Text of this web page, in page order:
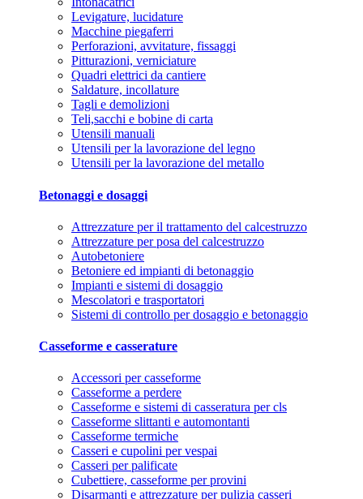
Levigature, lucidature
Macchine piegaferri
Perforazioni, avvitature, fissaggi
Pitturazioni, verniciature
Quadri elettrici da cantiere
Saldature, incollature
Tagli e demolizioni
Teli,sacchi e bobine di carta
Utensili manuali
Utensili per la lavorazione del legno
Utensili per la lavorazione del metallo
Betonaggi e dosaggi
Attrezzature per il trattamento del calcestruzzo
Attrezzature per posa del calcestruzzo
Autobetoniere
Betoniere ed impianti di betonaggio
Impianti e sistemi di dosaggio
Mescolatori e trasportatori
Sistemi di controllo per dosaggio e betonaggio
Casseforme e casserature
Accessori per casseforme
Casseforme a perdere
Casseforme e sistemi di casseratura per cls
Casseforme slittanti e automontanti
Casseforme termiche
Casseri e cupolini per vespai
Casseri per palificate
Cubettiere, casseforme per provini
Disarmanti e attrezzature per pulizia casseri